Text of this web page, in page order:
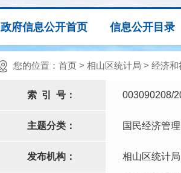
政府信息公开首页 信息公开目录
您的位置： 首页 > 相山区统计局 > 经济和
索 引 号： 003090208/
主题分类： 国民经济管
发布机构： 相山区统计局